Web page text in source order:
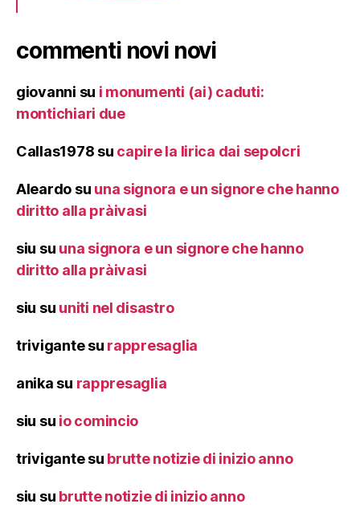
commenti novi novi
giovanni su i monumenti (ai) caduti:
montichiari due
Callas1978 su capire la lirica dai sepolcri
Aleardo su una signora e un signore che hanno
diritto alla pràivasi
siu su una signora e un signore che hanno
diritto alla pràivasi
siu su uniti nel disastro
trivigantesu rappresaglia
anika su rappresaglia
siu su io comincio
trivigantesu brutte notizie di inizio anno
siu su brutte notizie di inizio anno